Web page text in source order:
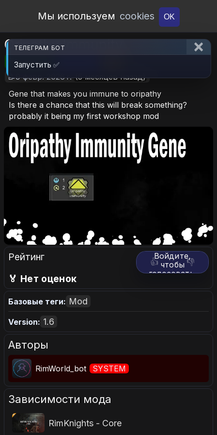
Open Workshop
Мы используем cookies OK
Oripathy Immunity
🎮RimWorld 📦73.6 KB
📝9 февр. 2026 г. (5 месяцев назад)
Gene that makes you immune to oripathy
Is there a chance that this will break something?
probably it being my first workshop mod
Рейтинг 👍 👎
Войдите,
чтобы
голосовать.
🏅 Нет оценок
Базовые теги: Mod
Version: 1.6
Авторы
RimWorld_bot SYSTEM
Зависимости мода
RimKnights - Core
ТЕЛЕГРАМ БОТ
Запустить ✅